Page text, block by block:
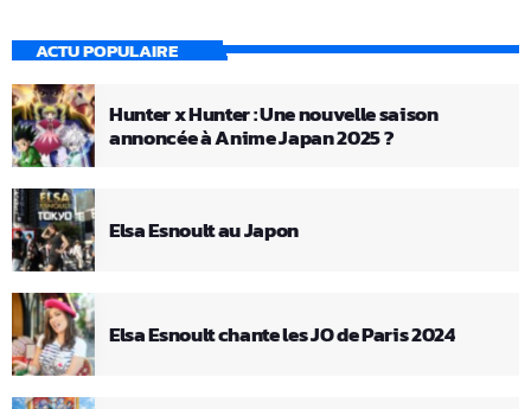
ACTU POPULAIRE
Hunter x Hunter : Une nouvelle saison
annoncée à Anime Japan 2025 ?
Elsa Esnoult au Japon
Elsa Esnoult chante les JO de Paris 2024